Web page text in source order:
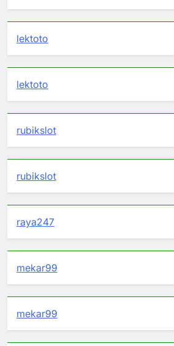
lektoto
lektoto
rubikslot
rubikslot
raya247
mekar99
mekar99